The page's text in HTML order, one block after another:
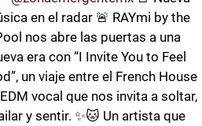
en el radar 🚨 RAYmi by the
nos abre las puertas a una
era con “I Invite You to Feel
un viaje entre el French House
vocal que nos invita a soltar,
y sentir. ✨🐱 Un artista que